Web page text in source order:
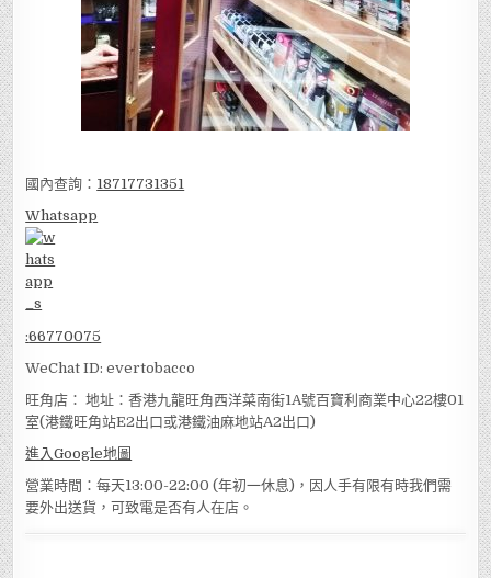
國內查詢： 18717731351
Whatsapp
:66770075
WeChat ID: evertobacco
旺角店： 地址：香港九龍旺角西洋菜南街1A號百寶利商業中心22樓01
室(港鐵旺角站E2出口或港鐵油麻地站A2出口)
進入Google地圖
營業時間：每天13:00-22:00 (年初一休息)，因人手有限有時我們需
要外出送貨，可致電是否有人在店。